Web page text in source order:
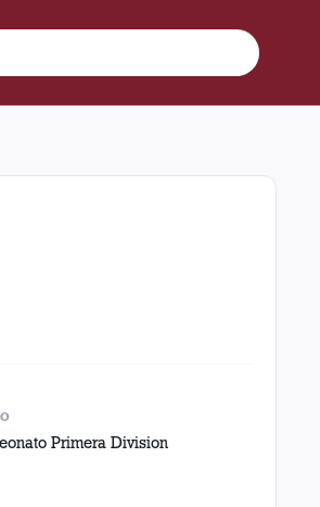
en el estadio Ferro Carril Oeste
Primera Division